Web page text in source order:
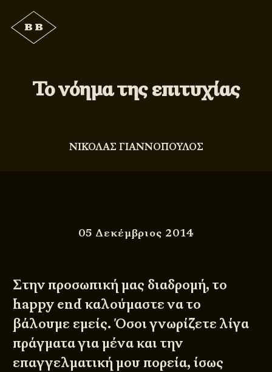
Το νόημα της επιτυχίας
ΝΙΚΟΛΑΣ ΓΙΑΝΝΟΠΟΥΛΟΣ
05 Δεκέμβριος 2014
Στην προσωπική μας διαδρομή, το
happy end καλούμαστε να το
βάλουμε εμείς. Όσοι γνωρίζετε λίγα
πράγματα για μένα και την
επαγγελματική μου πορεία, ίσως